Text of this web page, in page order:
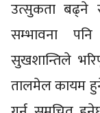
उत्सुकता बढ्ने
सम्भावना
सुखशान्तिले
तालमेल कायम